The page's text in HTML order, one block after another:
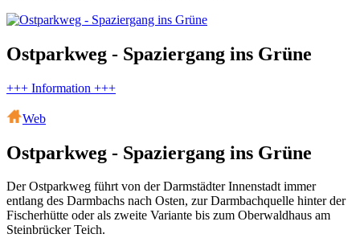
Ostparkweg - Spaziergang ins Grüne
+++ Information +++
Web
Ostparkweg - Spaziergang ins Grüne
Der Ostparkweg führt von der Darmstädter Innenstadt immer
entlang des Darmbachs nach Osten, zur Darmbachquelle hinter der
Fischerhütte oder als zweite Variante bis zum Oberwaldhaus am
Steinbrücker Teich.